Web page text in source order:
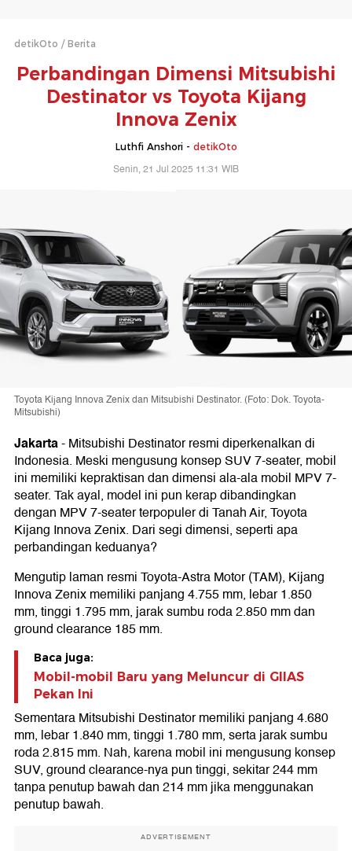
detikOto Berita
Perbandingan Dimensi Mitsubishi
Destinator vs Toyota Kijang
Innova Zenix
Luthfi Anshori - detikOto
Senin, 21 Jul 2025 11:31 WIB
Toyota Kijang Innova Zenix dan Mitsubishi Destinator. (Foto: Dok. Toyota-
Mitsubishi)
Jakarta-Mitsubishi Destinator resmi diperkenalkan di
Indonesia. Meski mengusung konsep SUV 7-seater, mobil
ini memiliki kepraktisan dan dimensi ala-ala mobil MPV 7-
seater. Tak ayal, model ini pun kerap dibandingkan
dengan MPV 7-seater terpopuler di Tanah Air, Toyota
Kijang Innova Zenix. Dari segi dimensi, seperti apa
perbandingan keduanya?
Mengutip laman resmi Toyota-Astra Motor (TAM), Kijang
Innova Zenix memiliki panjang 4.755 mm, lebar 1.850
mm, tinggi 1.795 mm, jarak sumbu roda 2.850 mm dan
ground clearance 185 mm.
Baca juga:
Mobil-mobil Baru yang Meluncur di GIIAS
Pekan Ini
Sementara Mitsubishi Destinator memiliki panjang 4.680
mm, lebar 1.840 mm, tinggi 1.780 mm, serta jarak sumbu
roda 2.815 mm. Nah, karena mobil ini mengusung konsep
SUV, ground clearance-nya pun tinggi, sekitar 244 mm
tanpa penutup bawah dan 214 mm jika menggunakan
penutup bawah.
ADVERTISEMENT